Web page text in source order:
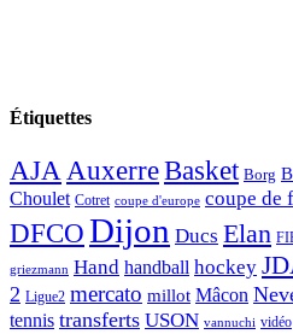
Étiquettes
AJAAuxerreBasket Borg
Choulet Cotret coupe d'europe coupe de
DFCODijon Ducs Elan
griezmann Hand handball hockey
2 Ligue2 mercato millot Mâcon
tennis transferts USON vannuchi vidéo